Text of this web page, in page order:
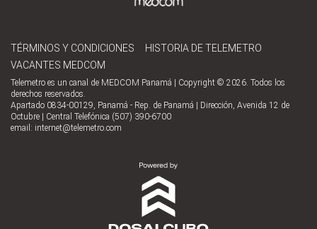
TÉRMINOS Y CONDICIONES
HISTORIA DE TELEMETRO
VACANTES MEDCOM
Telemetro es un canal de MEDCOM Panamá | Copyright © 2026. Todos los
derechos reservados.
Apartado 0834-00129, Panamá - Rep. de Panamá | Dirección, Avenida 12 de
Octubre | Central Telefónica (507) 390-6700
email: internet@telemetro.com